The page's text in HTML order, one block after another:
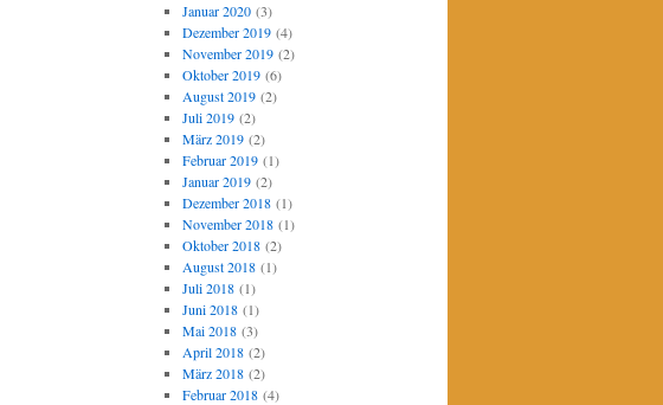
Januar 2020(3)
Dezember 2019(4)
November 2019(2)
Oktober 2019(6)
August 2019(2)
Juli 2019(2)
März 2019(2)
Februar 2019(1)
Januar 2019(2)
Dezember 2018(1)
November 2018(1)
Oktober 2018(2)
August 2018(1)
Juli 2018(1)
Juni 2018(1)
Mai 2018(3)
April 2018(2)
März 2018(2)
Februar 2018(4)